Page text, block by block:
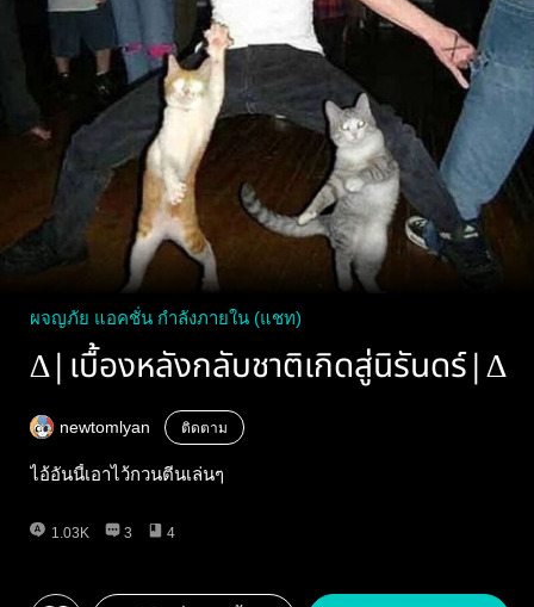
ผจญภัย แอคชั่น กำลังภายใน (แชท)
∆|เบื้องหลังกลับชาติเกิดสู่นิรันดร์|∆
newtomlyan ติดตาม
ไอ้อันนี้เอาไว้กวนตีนเล่นๆ
1.03K 3 4